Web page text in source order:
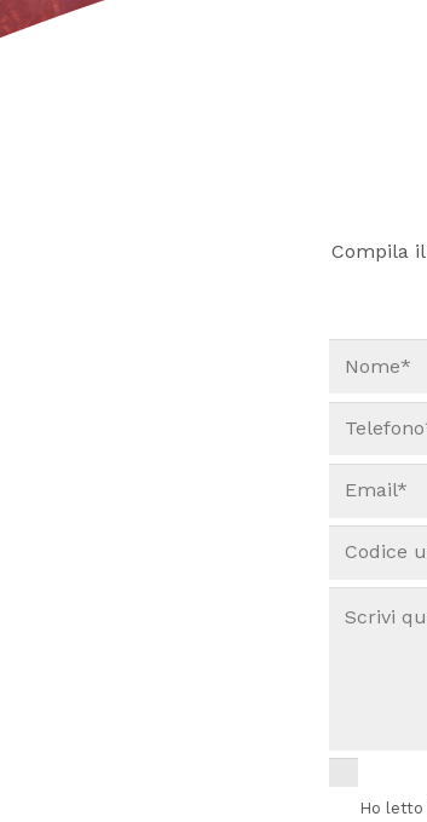
Compila il
Ho letto